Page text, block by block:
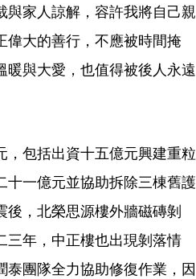
家人諒解，容許我將自己親
偉大的善行，不應被時間掩
與大愛，也值得被後人永遠
，包括出資十五億元興建重粒
一億元並協助拆除三棟舊護
後，北榮思源樓外牆磁磚剝
三年，中正樓也出現剝落情
團隊全力協助修復作業，因